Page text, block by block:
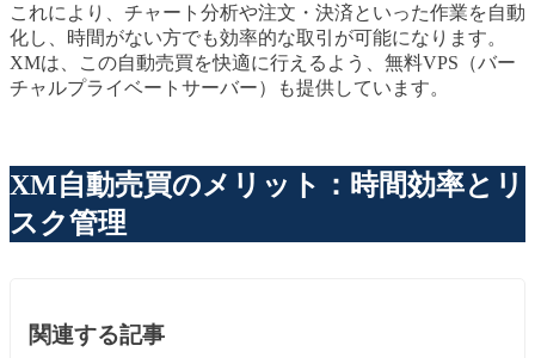
これにより、チャート分析や注文・決済といった作業を自動
化し、時間がない方でも効率的な取引が可能になります。
XMは、この自動売買を快適に行えるよう、無料VPS（バー
チャルプライベートサーバー）も提供しています。
XM自動売買のメリット：時間効率とリ
スク管理
関連する記事